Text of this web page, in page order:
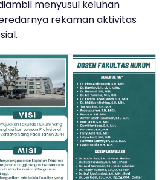
menyusul keluhan
rekaman aktivitas